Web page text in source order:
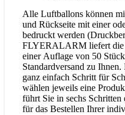
Alle Luftballons können
und Rückseite mit einer
bedruckt werden
FLYERALARM liefert die
einer Auflage von 50 Stück
Standardversand zu
ganz einfach Schritt für
wählen jeweils eine
führt Sie in sechs
für das Bestellen Ihrer